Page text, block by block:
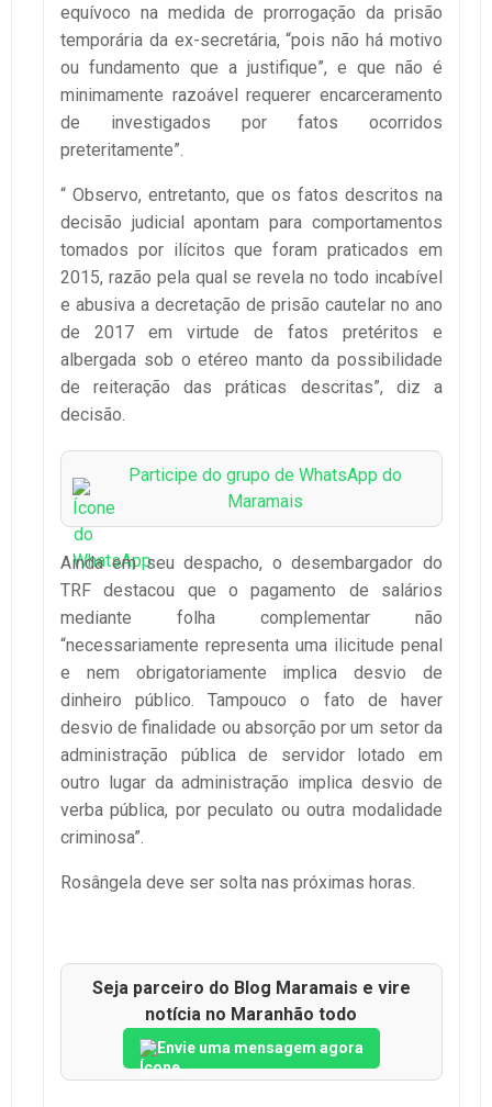
equívoco na medida de prorrogação da prisão
temporária da ex-secretária, “pois não há motivo
ou fundamento que a justifique”, e que não é
minimamente razoável requerer encarceramento
de investigados por fatos ocorridos
preteritamente”.
“ Observo, entretanto, que os fatos descritos na
decisão judicial apontam para comportamentos
tomados por ilícitos que foram praticados em
2015, razão pela qual se revela no todo incabível
e abusiva a decretação de prisão cautelar no ano
de 2017 em virtude de fatos pretéritos e
albergada sob o etéreo manto da possibilidade
de reiteração das práticas descritas”, diz a
decisão.
Participe do grupo de WhatsApp do
Maramais
Ainda em seu despacho, o desembargador do
TRF destacou que o pagamento de salários
mediante folha complementar não
“necessariamente representa uma ilicitude penal
e nem obrigatoriamente implica desvio de
dinheiro público. Tampouco o fato de haver
desvio de finalidade ou absorção por um setor da
administração pública de servidor lotado em
outro lugar da administração implica desvio de
verba pública, por peculato ou outra modalidade
criminosa”.
Rosângela deve ser solta nas próximas horas.
Seja parceiro do Blog Maramais e vire
notícia no Maranhão todo
Envie uma mensagem agora